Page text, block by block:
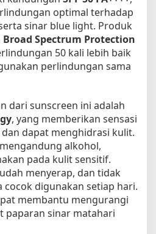
optimal terhadap
sinar blue light. Produk
Broad Spectrum Protection
50 kali lebih baik
perlindungan sama
dari sunscreen ini adalah
, yang memberikan sensasi
dapat menghidrasi kulit.
alkohol,
pada kulit sensitif.
menyerap, dan tidak
cocok digunakan setiap hari.
membantu mengurangi
paparan sinar matahari